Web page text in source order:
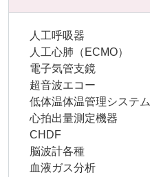
人工呼吸器
人工心肺（ECMO）
電子気管支鏡
超音波エコー
低体温体温管理システム
心拍出量測定機器
CHDF
脳波計各種
血液ガス分析